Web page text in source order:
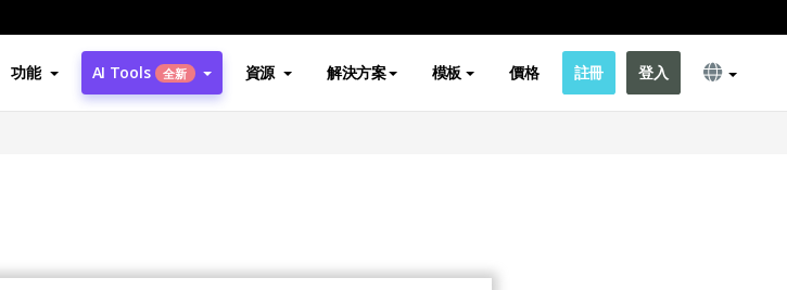
功能 AI Tools 全新 資源 解決方案 模板 價格 註冊 登入